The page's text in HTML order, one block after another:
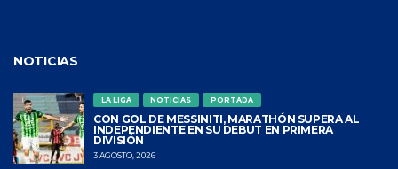
NOTICIAS
LA LIGA NOTICIAS PORTADA
CON GOL DE MESSINITI, MARATHÓN SUPERA AL
INDEPENDIENTE EN SU DEBUT EN PRIMERA
DIVISIÓN
3 AGOSTO, 2026